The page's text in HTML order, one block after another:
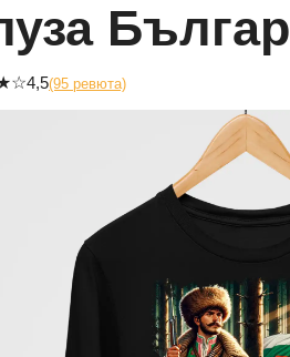
☆4,5(95 ревюта)